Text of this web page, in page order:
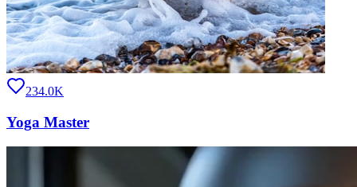
234.0K
Yoga Master